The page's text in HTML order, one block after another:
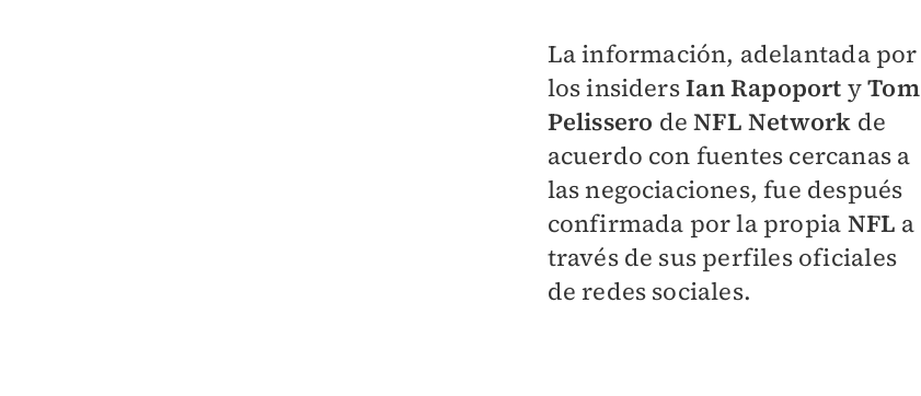
La información, adelantada por
los insidersIan Rapoport yTom
Pelissero deNFL Network de
acuerdo con fuentes cercanas a
las negociaciones, fue después
confirmada por la propia NFL a
través de sus perfiles oficiales
de redes sociales.